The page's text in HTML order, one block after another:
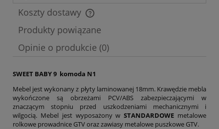
Koszty dostawy
Cena nie zawiera ewentualnych kosztów płatności
Produkty powiązane
Opinie o produkcie (0)
SWEET BABY 9 komoda N1
Mebel jest wykonany z płyty laminowanej 18mm. Krawędzie mebla
wykończone są obrzeżami PCV/ABS zabezpieczającymi w
znaczącym stopniu przed uszkodzeniami mechanicznymi i
wilgocią. Mebel jest wyposażony wSTANDARDOWE metalowe
rolkowe prowadnice GTV oraz zawiasy metalowe puszkowe GTV.